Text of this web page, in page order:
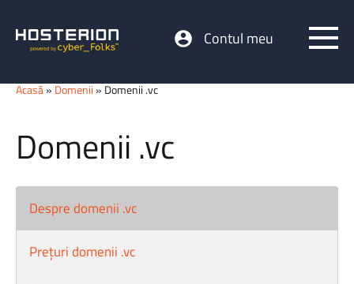
Contul meu
Acasă» Domenii » Domenii .vc
Domenii .vc
Despre domenii .vc
Prețuri domenii .vc